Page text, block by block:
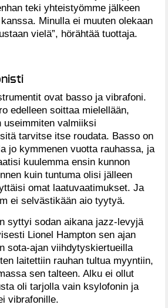
teki yhteistyömme jälkeen
Minulla ei muuten olekaan
vielä”, hörähtää tuottaja.
ovat basso ja vibrafoni.
edelleen soittaa mielellään,
useimmiten valmiiksi
tarvitse itse roudata. Basso on
jo kymmenen vuotta rauhassa, ja
kuulemma ensin kunnon
kuin tuntuma olisi jälleen
omat laatuvaatimukset. Ja
ei selvästikään aio tyytyä.
syttyi sodan aikana jazz-levyjä
Lionel Hampton sen ajan
sota-ajan viihdytyskiertueilla
laitettiin rauhan tultua myyntiin,
sen talteen. Alku ei ollut
oli tarjolla vain ksylofonin ja
vibrafonille.